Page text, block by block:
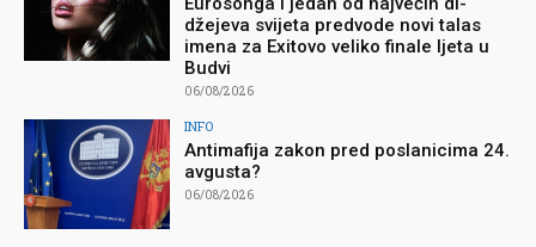
džejeva svijeta predvode novi talas
imena za Exitovo veliko finale ljeta u
Budvi
06/08/2026
INFO
Antimafija zakon pred poslanicima 24.
avgusta?
06/08/2026